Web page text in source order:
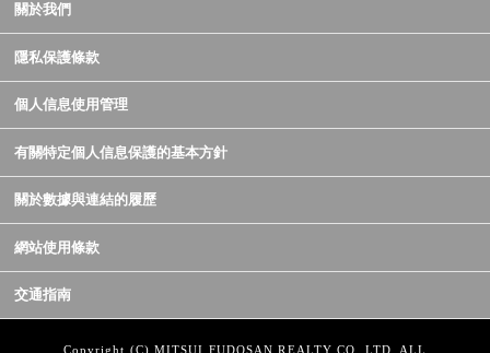
關於我們
隱私保護條款
個人信息使用管理
有關特定個人信息保護的基本方針
關於數據與連結的履歷
網站使用條款
交通指南
Copyright (C) MITSUI FUDOSAN REALTY CO.,LTD. ALL